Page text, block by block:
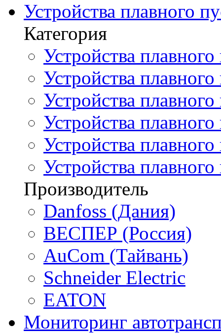
Устройства плавного
Категория
Устройства
Устройства
Устройства
Устройства
Устройства
Устройства
Производитель
Danfoss (Дания)
ВЕСПЕР (Россия)
AuCom (Тайвань)
Schneider Electric
EATON
Мониторинг